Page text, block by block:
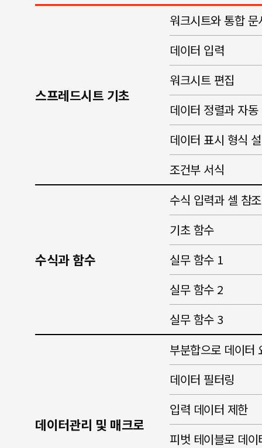
스프레드시트 기초
워크시트와 통합 문
데이터 입력
워크시트 편집
데이터 정렬과 자동
데이터 표시 형식
조건부 서식
수식과 함수
수식 입력과 셀 참
기초 함수
실무 함수 1
실무 함수 2
실무 함수 3
데이터관리 및 매크로
부분합으로 데이터
데이터 필터링
입력 데이터 제한
피벗 테이블로 데이